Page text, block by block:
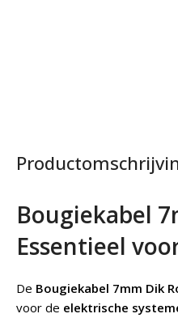
Bougiekabel
Essentieel
De Bougiekabel 7mm Dik
voor de elektrische